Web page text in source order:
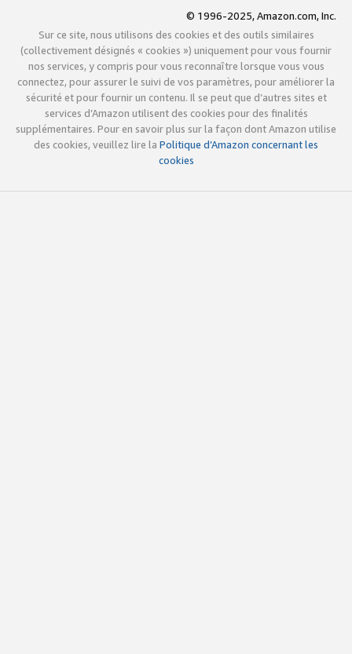
© 1996-2025, Amazon.com, Inc.
Sur ce site, nous utilisons des cookies et des outils similaires
(collectivement désignés « cookies ») uniquement pour vous fournir
nos services, y compris pour vous reconnaître lorsque vous vous
connectez, pour assurer le suivi de vos paramètres, pour améliorer la
sécurité et pour fournir un contenu. Il se peut que d’autres sites et
services d’Amazon utilisent des cookies pour des finalités
supplémentaires. Pour en savoir plus sur la façon dont Amazon utilise
des cookies, veuillez lire la Politique d’Amazon concernant les
cookies